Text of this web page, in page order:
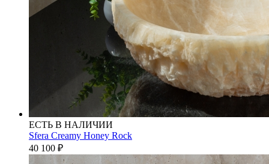
ЕСТЬ В НАЛИЧИИ
Sfera Creamy Honey Rock
40 100 ₽